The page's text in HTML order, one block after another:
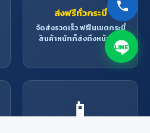
ส่งฟรีทั่วกระบี่
จัดส่งรวดเร็ว ฟรีในเขตกระบี่
สินค้าหนักก็ส่งถึงหน้าบ้าน
📱
LINE